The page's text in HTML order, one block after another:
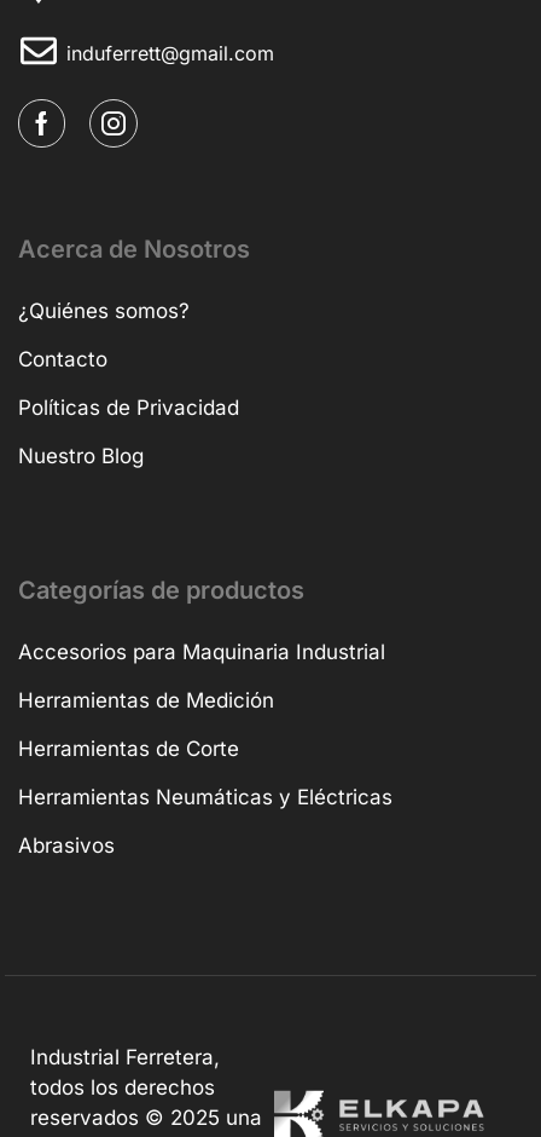
induferrett@gmail.com
Acerca de Nosotros
¿Quiénes somos?
Contacto
Políticas de Privacidad
Nuestro Blog
Categorías de productos
Accesorios para Maquinaria Industrial
Herramientas de Medición
Herramientas de Corte
Herramientas Neumáticas y Eléctricas
Abrasivos
Industrial Ferretera,
todos los derechos
reservados © 2025 una